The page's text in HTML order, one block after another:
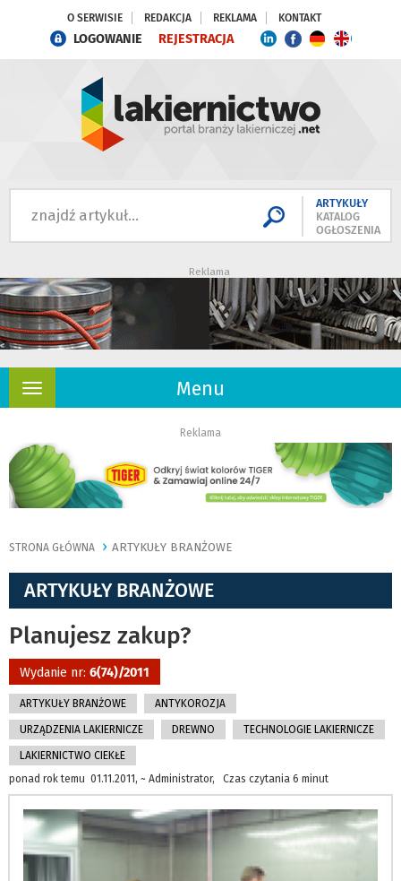
O SERWISIE REDAKCJA REKLAMA KONTAKT
LOGOWANIE REJESTRACJA
ARTYKUŁY
KATALOG
OGŁOSZENIA
Reklama
Menu
Rozwiń
Reklama
STRONA GŁÓWNA ARTYKUŁY BRANŻOWE
ARTYKUŁY BRANŻOWE
Planujesz zakup?
Wydanie nr: 6(74)/2011
ARTYKUŁY BRANŻOWE ANTYKOROZJA
URZĄDZENIA LAKIERNICZE DREWNO TECHNOLOGIE LAKIERNICZE
LAKIERNICTWO CIEKŁE
ponad rok temu 01.11.2011, ~ Administrator, Czas czytania 6 minut